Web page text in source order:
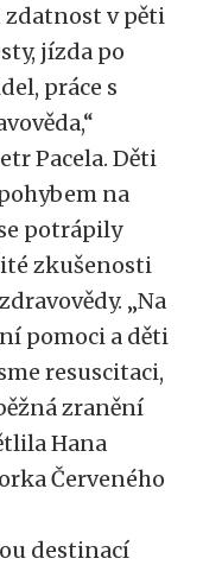
zdatnost v pěti
jízda po
práce s
Pacela. Děti
na
potrápily
zkušenosti
„Na
pomoci a děti
resuscitaci,
zranění
Hana
Červeného
destinací